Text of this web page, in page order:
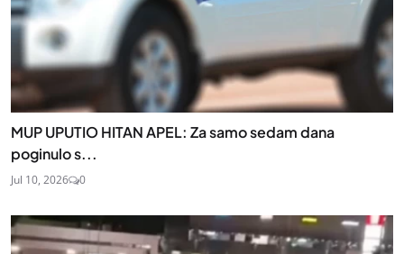
MUP UPUTIO HITAN APEL: Za samo sedam dana
poginulo s...
Jul 10, 2026 0